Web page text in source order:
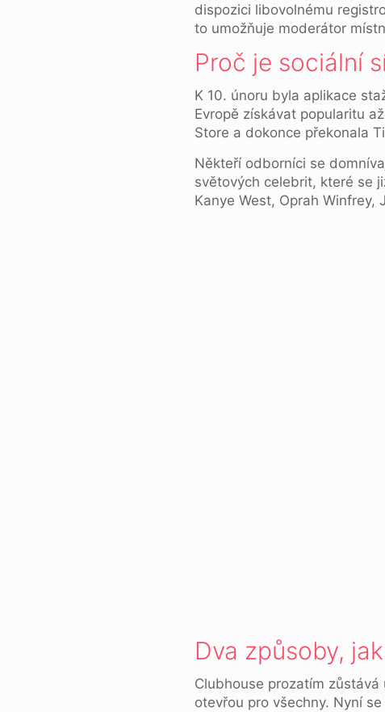
dispozici libovolnému
to umožňuje moderátor
Proč je sociální
K 10. únoru byla aplikace
Evropě získávat popularitu
Store a dokonce překonala
Někteří odborníci se
světových celebrit, které se
Kanye West, Oprah Winfrey,
Dva způsoby,
Clubhouse prozatím zůstává
otevřou pro všechny. Nyní